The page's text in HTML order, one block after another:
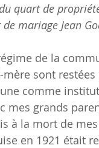
quart de
mariage Jean
de la
sont
comme
mes grands
à la mort de
en 1921 était